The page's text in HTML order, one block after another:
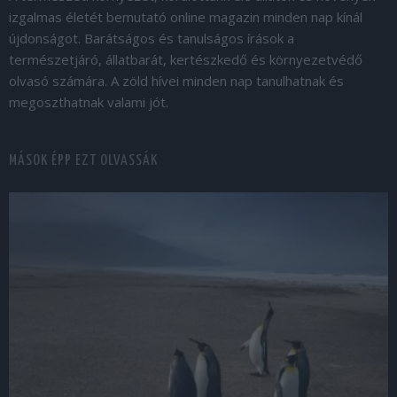
izgalmas életét bemutató online magazin minden nap kínál
újdonságot. Barátságos és tanulságos írások a
természetjáró, állatbarát, kertészkedő és környezetvédő
olvasó számára. A zöld hívei minden nap tanulhatnak és
megoszthatnak valami jót.
MÁSOK ÉPP EZT OLVASSÁK